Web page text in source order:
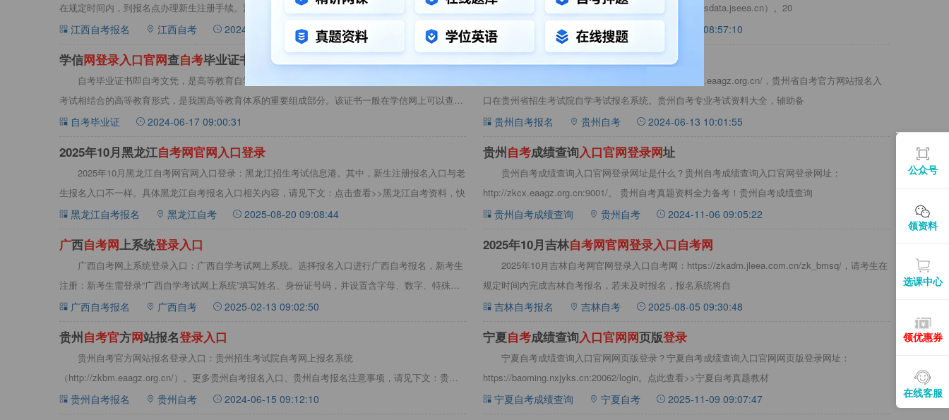
在规定时间内，到报名点办理新生注册手续。注册完成后，方可进入江西自考报名入口，进行报名！
详情请见
江西自考报名 江西自考 2024-06-15 10:06:21
（www.jseea.cn）、江苏教育考试公众信息服务平台（sdata.jseea.cn）。20
江苏自考报名 江苏自考 2026-08-05 08:57:10
学信网登录入口官网查自考毕业证书
自考毕业证书即自考文凭，是高等教育自学考试毕业证书的简称，是个人自学、社会助学和国家
考试相结合的高等教育形式，是我国高等教育体系的重要组成部分。该证书一般在学信网上可以查
到，本文由
自考毕业证 2024-06-17 09:00:31
贵州自考本科报名入口官网登录网址
贵州自考本科报名入口官网登录网址：http://zkbm.eaagz.org.cn/，贵州省自考官方网站报名入
口在贵州省招生考试院自学考试报名系统。贵州自考专业考试资料大全，辅助备
贵州自考报名 贵州自考 2024-06-13 10:01:55
2025年10月黑龙江自考网官网入口登录
2025年10月黑龙江自考网官网入口登录：黑龙江招生考试信息港。其中，新生注册报名入口与老
生报名入口不一样。具体黑龙江自考报名入口相关内容，请见下文：点击查看>>黑龙江自考资料，快
黑龙江自考报名 黑龙江自考 2025-08-20 09:08:44
贵州自考成绩查询入口官网登录网址
贵州自考成绩查询入口官网登录网址是什么？贵州自考成绩查询入口官网登录网址：
http://zkcx.eaagz.org.cn:9001/。 贵州自考真题资料全力备考！贵州自考成绩查询
贵州自考成绩查询 贵州自考 2024-11-06 09:05:22
广西自考网上系统登录入口
广西自考网上系统登录入口：广西自学考试网上系统。选择报名入口进行广西自考报名，新考生
注册：新考生需登录“广西自学考试网上系统”填写姓名、身份证号码，并设置含字母、数字、特殊字
符不少
广西自考报名 广西自考 2025-02-13 09:02:50
2025年10月吉林自考网官网登录入口自考网
2025年10月吉林自考网官网登录入口自考网：https://zkadm.jleea.com.cn/zk_bmsq/，请考生在
规定时间内完成吉林自考报名，若未及时报名，报名系统将自
吉林自考报名 吉林自考 2025-08-05 09:30:48
贵州自考官方网站报名登录入口
贵州自考官方网站报名登录入口：贵州招生考试院自考网上报名系统
（http://zkbm.eaagz.org.cn/）。更多贵州自考报名入口、贵州自考报名注意事项，请见下文：贵州
自考官
贵州自考报名 贵州自考 2024-06-15 09:12:10
宁夏自考成绩查询入口官网网页版登录
宁夏自考成绩查询入口官网网页版登录？宁夏自考成绩查询入口官网网页版登录网址：
https://baoming.nxjyks.cn:20062/login。点此查看>>宁夏自考真题教材
宁夏自考成绩查询 宁夏自考 2025-11-09 09:07:47
公众号
领资料
选课中心
领优惠券
在线客服